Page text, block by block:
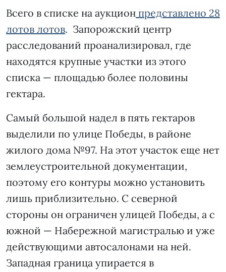
Всего в списке на аукцион представлено 28
лотов лотов. Запорожский центр
расследований проанализировал, где
находятся крупные участки из этого
списка — площадью более половины
гектара.
Самый большой надел в пять гектаров
выделили по улице Победы, в районе
жилого дома №97. На этот участок еще нет
землеустроительной документации,
поэтому его контуры можно установить
лишь приблизительно. С северной
стороны он ограничен улицей Победы, а с
южной — Набережной магистралью и уже
действующими автосалонами на ней.
Западная граница упирается в